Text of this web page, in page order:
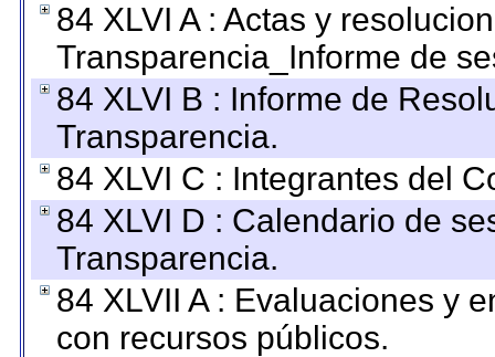
84 XLVI A : Actas y
Transparencia_Informe de
84 XLVI B : Informe de
Transparencia.
84 XLVI C : Integrantes del
84 XLVI D : Calendario de
Transparencia.
84 XLVII A : Evaluaciones y
con recursos públicos.